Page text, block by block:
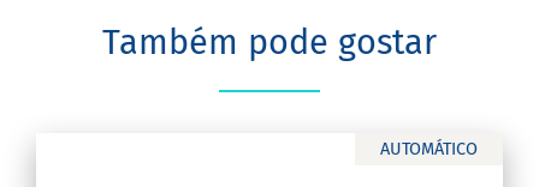
Também pode gostar
AUTOMÁTICO